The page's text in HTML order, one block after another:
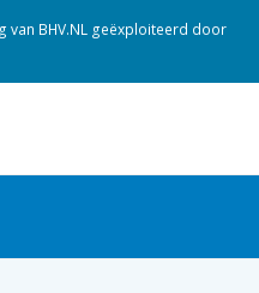
van BHV.NL geëxploiteerd door